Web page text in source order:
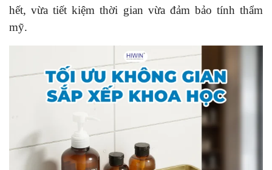
hết, vừa tiết kiệm thời gian vừa đảm bảo tính thẩm
mỹ.